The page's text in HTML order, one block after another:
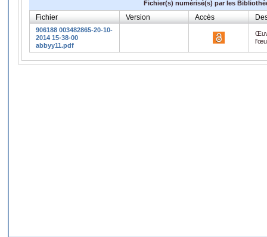
Fichier(s) numérisé(s) par les
Fichier Version Accès
906188 003482865-20-10-
2014 15-38-00
abbyy11.pdf